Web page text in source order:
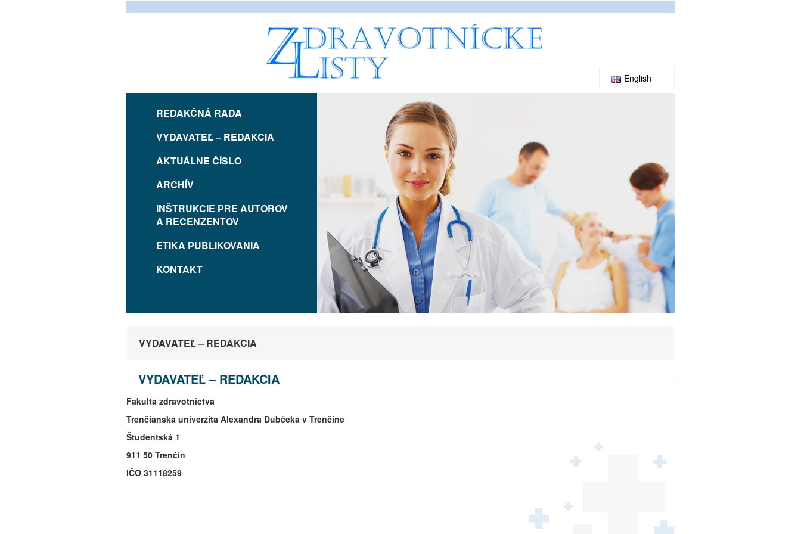
English
REDAKČNÁ RADA
VYDAVATEĽ – REDAKCIA
AKTUÁLNE ČÍSLO
ARCHÍV
INŠTRUKCIE PRE AUTOROV
A RECENZENTOV
ETIKA PUBLIKOVANIA
KONTAKT
VYDAVATEĽ – REDAKCIA
VYDAVATEĽ – REDAKCIA
Fakulta zdravotníctva
Trenčianska univerzita Alexandra Dubčeka v Trenčíne
Študentská 1
911 50 Trenčín
IČO 31118259